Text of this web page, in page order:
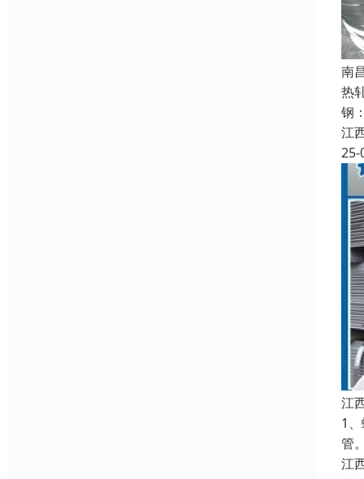
南
热
钢
江
25-
江
1
管
江